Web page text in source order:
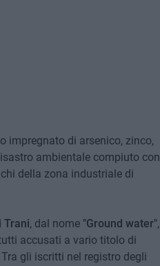
impregnato di arsenico, zinco,
ambientale compiuto con
della zona industriale di
Trani, dal nome "Ground water",
accusati a vario titolo di
gli iscritti nel registro degli